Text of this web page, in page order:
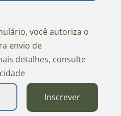
você autoriza o
envio de
detalhes, consulte
Inscrever